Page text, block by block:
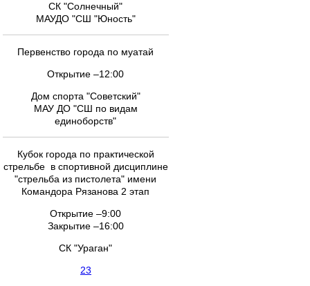
СК "Солнечный"
МАУДО "СШ "Юность"
Первенство города по муатай
Открытие –12:00
Дом спорта "Советский"
МАУ ДО "СШ по видам
единоборств"
Кубок города по практической
стрельбе в спортивной дисциплине
"стрельба из пистолета" имени
Командора Рязанова 2 этап
Открытие –9:00
Закрытие –16:00
СК "Ураган"
23